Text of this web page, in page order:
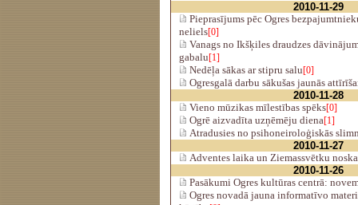
2010-11-29
Pieprasījums pēc Ogres
neliels[0]
Vanags no Ikšķiles draudzes
gabalu[1]
Nedēļa sākas ar stipru salu[0]
Ogresgalā darbu sākušas jaunās
2010-11-28
Vieno mūzikas mīlestības spēks[0]
Ogrē aizvadīta uzņēmēju diena[1]
Atradusies no psihoneiroloģiskās
2010-11-27
Adventes laika un Ziemassvētku
2010-11-26
Pasākumi Ogres kultūras centrā:
Ogres novadā jauna informatīvo